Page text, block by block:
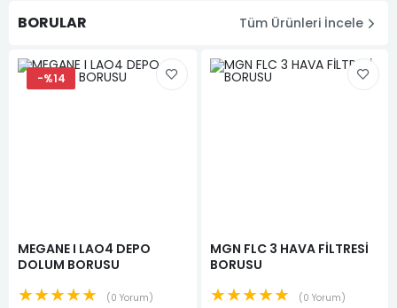
BORULAR Tüm Ürünleri İncele
-%14
MEGANE I LAO4 DEPO
DOLUM BORUSU
★★★★★ 0 Yorum
MGN FLC 3 HAVA FİLTRESİ
BORUSU
★★★★★ 0 Yorum